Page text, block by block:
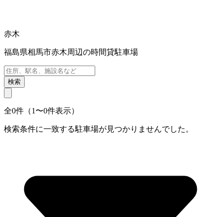
赤木
福島県相馬市赤木周辺の時間貸駐車場
検索
全0件（1〜0件表示）
検索条件に一致する駐車場が見つかりませんでした。